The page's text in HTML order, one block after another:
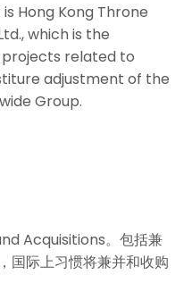
Hong Kong Throne
which is the
related to
adjustment of the
Group.
Acquisitions。包括兼
国际上习惯将兼并和收购